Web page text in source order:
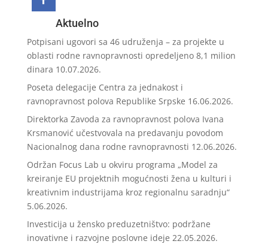
Aktuelno
Potpisani ugovori sa 46 udruženja – za projekte u
oblasti rodne ravnopravnosti opredeljeno 8,1 milion
dinara 10.07.2026.
Poseta delegacije Centra za jednakost i
ravnopravnost polova Republike Srpske 16.06.2026.
Direktorka Zavoda za ravnopravnost polova Ivana
Krsmanović učestvovala na predavanju povodom
Nacionalnog dana rodne ravnopravnosti 12.06.2026.
Održan Focus Lab u okviru programa „Model za
kreiranje EU projektnih mogućnosti žena u kulturi i
kreativnim industrijama kroz regionalnu saradnju“
5.06.2026.
Investicija u žensko preduzetništvo: podržane
inovativne i razvojne poslovne ideje 22.05.2026.